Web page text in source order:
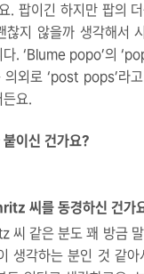
. 팝이긴 하지만 팝의
찮지 않을까 생각해서
. ‘Blume popo’의
외로 ‘post pops’라
요.
이신 건가요?
씨를 동경하신 건가
씨 같은 분도 꽤 방금
생각하는 분인 것 같아